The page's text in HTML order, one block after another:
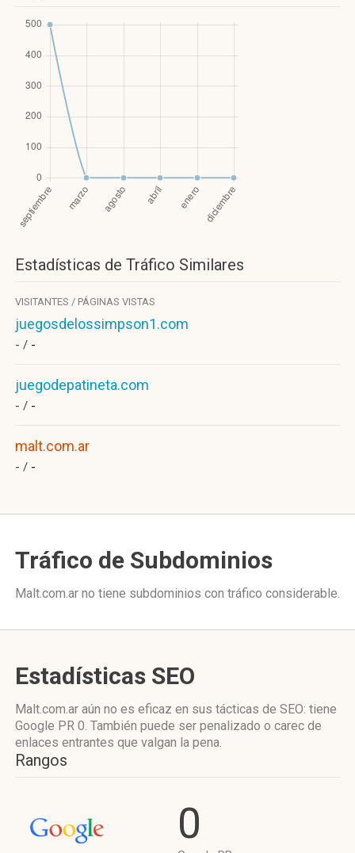
Estadísticas de Tráfico Similares
VISITANTES / PÁGINAS VISTAS
juegosdelossimpson1.com
- / -
juegodepatineta.com
- / -
malt.com.ar
- / -
Tráfico de Subdominios
Malt.com.ar no tiene subdominios con tráfico considerable.
Estadísticas SEO
Malt.com.ar aún no es eficaz en sus tácticas de SEO: tiene
Google PR 0. También puede ser penalizado o carec de
enlaces entrantes que valgan la pena.
Rangos
0